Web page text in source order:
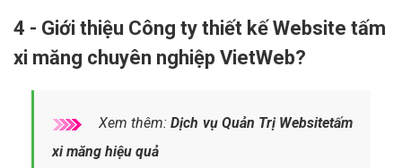
4 - Giới thiệu Công ty thiết kế Website tấm
xi măng chuyên nghiệp VietWeb?
Xem thêm:Dịch vụ Quản Trị Websitetấm
xi măng hiệu quả